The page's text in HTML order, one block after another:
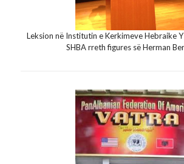
Leksion në Institutin e Kerkimeve Hebraike
SHBA rreth figures së Herman